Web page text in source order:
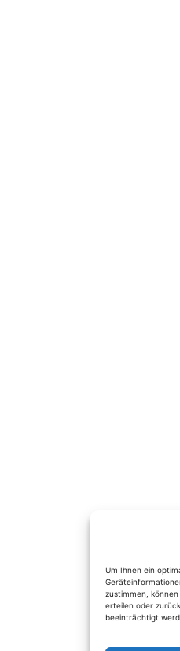
Um Ihnen ein
zustimmen,
erteilen oder
beeinträchtigt